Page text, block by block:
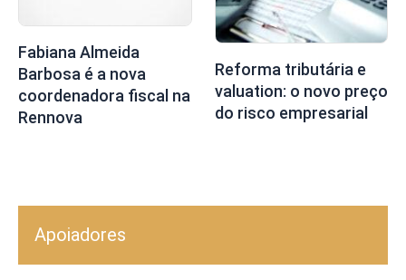
Fabiana Almeida
Barbosa é a nova
coordenadora fiscal na
Rennova
Reforma tributária e
valuation: o novo preço
do risco empresarial
Apoiadores